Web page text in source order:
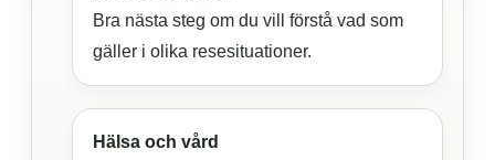
Bra nästa steg om du vill förstå vad som
gäller i olika resesituationer.
Hälsa och vård